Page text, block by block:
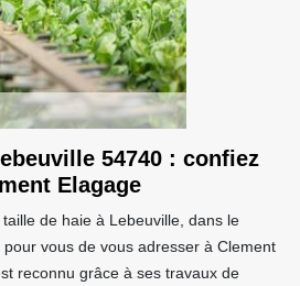
54740 : confiez
Elagage
de haie à Lebeuville, dans le
vous de vous adresser à Clement
reconnu grâce à ses travaux de